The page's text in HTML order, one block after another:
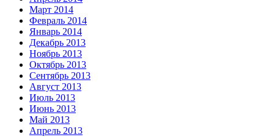
Март 2014
Февраль 2014
Январь 2014
Декабрь 2013
Ноябрь 2013
Октябрь 2013
Сентябрь 2013
Август 2013
Июль 2013
Июнь 2013
Май 2013
Апрель 2013